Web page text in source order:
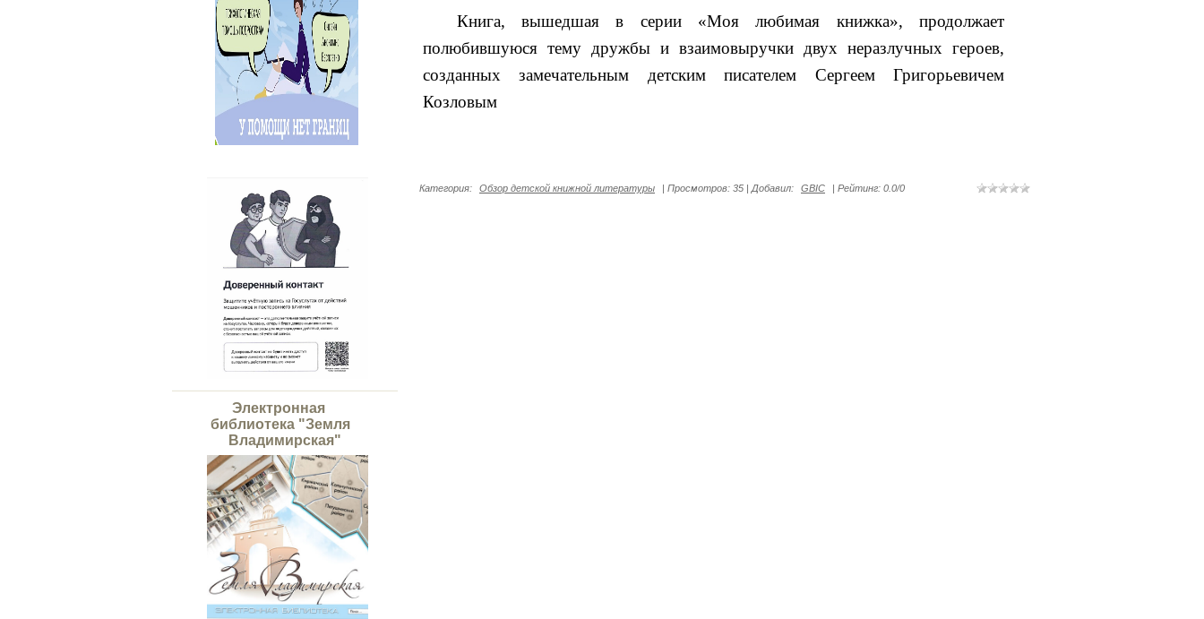
Электронная
библиотека "Земля
Владимирская"
Книга, вышедшая в серии «Моя любимая книжка», продолжает
полюбившуюся тему дружбы и взаимовыручки двух неразлучных героев,
созданных замечательным детским писателем Сергеем Григорьевичем
Козловым
Категория: Обзор детской книжной литературы | Просмотров: 35 | Добавил: GBIC | Рейтинг: 0.0/0